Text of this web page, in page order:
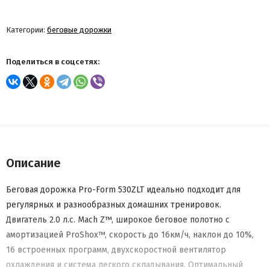
Категории: беговые дорожки
Поделиться в соцсетях:
Описание
Беговая дорожка Pro-Form 530ZLT идеально подходит для
регулярных и разнообразных домашних тренировок.
Двигатель 2.0 л.с. Mach Z™, широкое беговое полотно с
амортизацией ProShox™, скорость до 16км/ч, наклон до 10%,
16 встроенных программ, двухскоростной вентилятор
охлаждения и система легкого складывания. Оптимальный